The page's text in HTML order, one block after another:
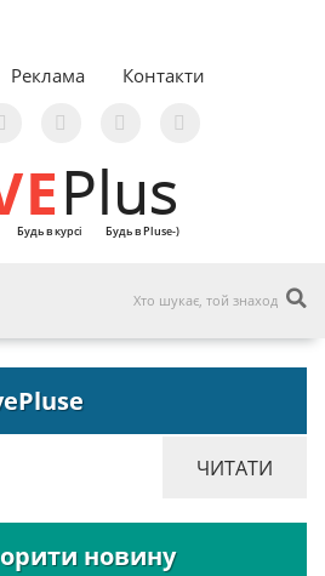
Реклама Контакти
Plus
Будь в курсі Будь в Pluse-)
новину